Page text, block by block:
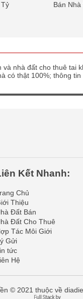
Bán
nhà đất cho thuê tai
có thật 100%; thông
Kết Nhanh:
Chủ
Thiệu
Đất Bán
Đất Cho Thuê
Tác Môi Giới
Gửi
tức
Hệ
© 2021 thuộc về